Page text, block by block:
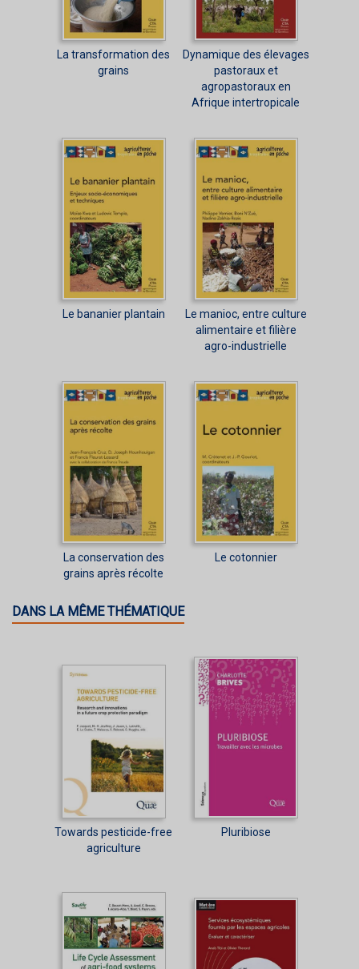
La transformation des
grains
Dynamique des élevages
pastoraux et
agropastoraux en
Afrique intertropicale
Le bananier plantain
Le manioc, entre culture
alimentaire et filière
agro-industrielle
La conservation des
grains après récolte
Le cotonnier
DANS LA MÊME THÉMATIQUE
Towards pesticide-free
agriculture
Pluribiose